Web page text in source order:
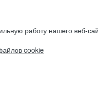
работу нашего веб-
cookie